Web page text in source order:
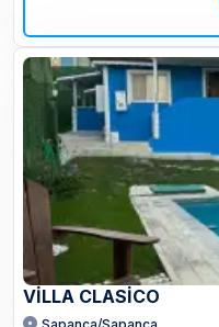
VİLLA CLASİCO